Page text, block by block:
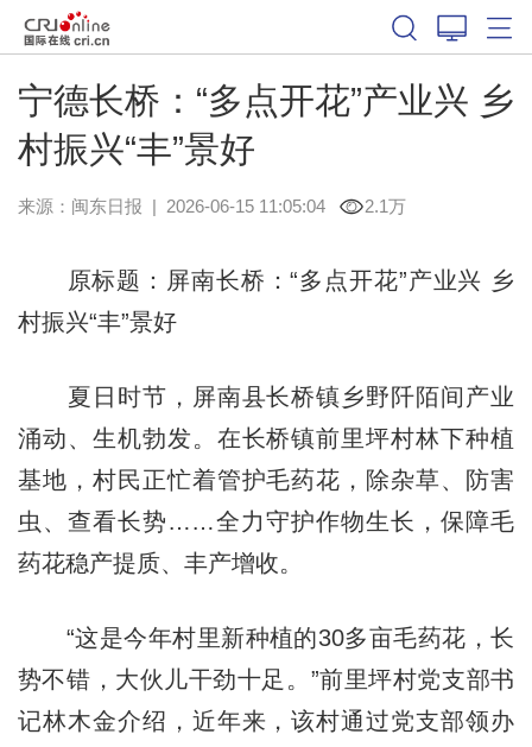
宁德长桥：“多点开花”产业兴 乡
村振兴“丰”景好
来源： 闽东日报 | 2026-06-15 11:05:04 2.1万
原标题：屏南长桥：“多点开花”产业兴 乡
村振兴“丰”景好
夏日时节，屏南县长桥镇乡野阡陌间产业
涌动、生机勃发。在长桥镇前里坪村林下种植
基地，村民正忙着管护毛药花，除杂草、防害
虫、查看长势……全力守护作物生长，保障毛
药花稳产提质、丰产增收。
“这是今年村里新种植的30多亩毛药花，长
势不错，大伙儿干劲十足。”前里坪村党支部书
记林木金介绍，近年来，该村通过党支部领办